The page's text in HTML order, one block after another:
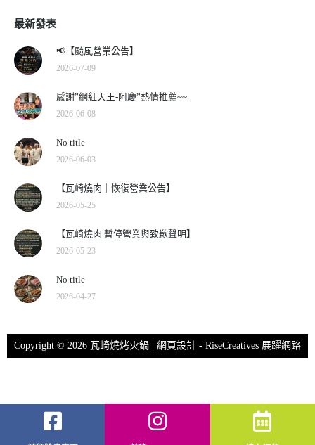
最新發表
📢【颱風營業公告】
2026-07-09
感謝”網紅天王-阿慶”熱情推薦~~
2026-06-08
No title
2026-06-03
【瓦崎燒肉｜恢復營業公告】
2026-05-25
【瓦崎燒肉 暫停營業與致歉聲明】
2026-05-23
No title
2026-04-27
Copyright © 2026 瓦崎燒烤火鍋 | 網頁設計 - RiseCreatives 展躍網路